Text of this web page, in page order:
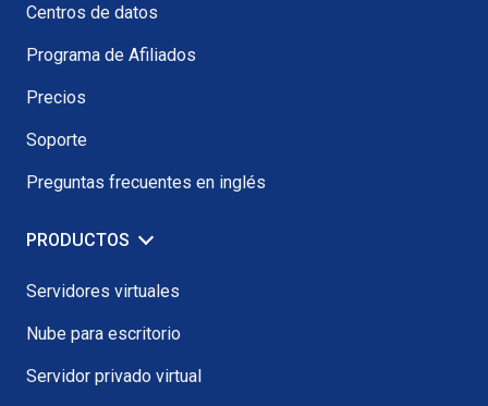
Centros de datos
Programa de Afiliados
Precios
Soporte
Preguntas frecuentes en inglés
PRODUCTOS
Servidores virtuales
Nube para escritorio
Servidor privado virtual